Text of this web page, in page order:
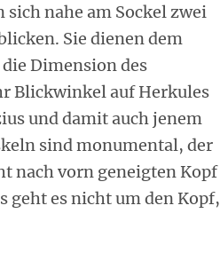
nahe am Sockel zwei
Sie dienen dem
Dimension des
Blickwinkel auf Herkules
und damit auch jenem
sind monumental, der
nach vorn geneigten Kopf
geht es nicht um den Kopf,